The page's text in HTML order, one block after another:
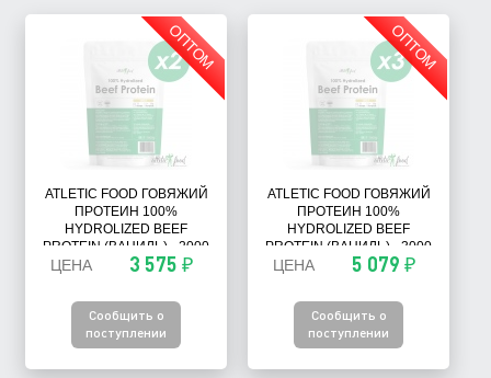
ОПТОМ
ATLETIC FOOD ГОВЯЖИЙ
ПРОТЕИН 100%
HYDROLIZED BEEF
PROTEIN (ВАНИЛЬ) - 2000
Г (2Х1000 Г)
ЦЕНА 3 575 ₽
Сообщить о
поступлении
ОПТОМ
ATLETIC FOOD ГОВЯЖИЙ
ПРОТЕИН 100%
HYDROLIZED BEEF
PROTEIN (ВАНИЛЬ) - 3000
Г (3Х1000 Г)
ЦЕНА 5 079 ₽
Сообщить о
поступлении